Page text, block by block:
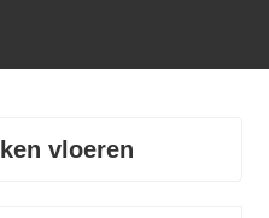
vloeren